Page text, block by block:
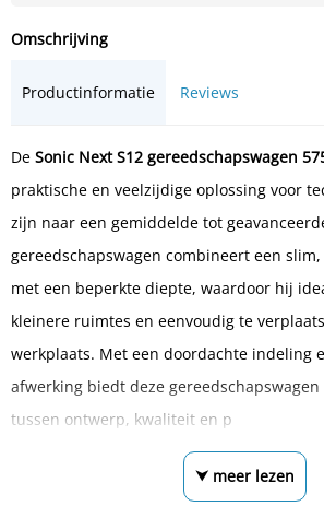
Omschrijving
Productinformatie Reviews
De Sonic Next S12 gereedschapswagen
praktische en veelzijdige oplossing voor
zijn naar een gemiddelde tot
gereedschapswagen combineert een
met een beperkte diepte, waardoor hij
kleinere ruimtes en eenvoudig te
werkplaats. Met een doordachte indeling
afwerking biedt deze
tussen ontwerp, kwaliteit en p
⮟ meer lezen